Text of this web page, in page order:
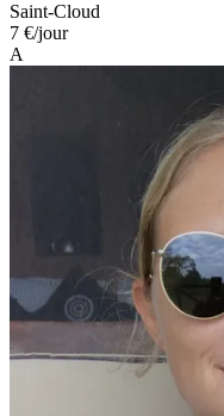
Saint-Cloud
7 €/jour
A